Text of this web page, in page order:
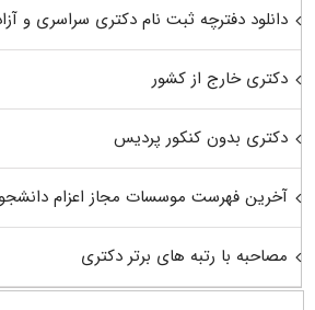
دانلود دفترچه ثبت نام دکتری سراسری و
دکتری خارج از کشور
دکتری بدون کنکور پردیس
آخرین فهرست موسسات مجاز اعزام
مصاحبه با رتبه های برتر دکتری